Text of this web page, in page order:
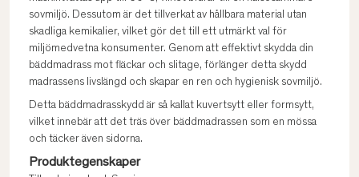
sovmiljö. Dessutom är det tillverkat av hållbara material utan
skadliga kemikalier, vilket gör det till ett utmärkt val för
miljömedvetna konsumenter. Genom att effektivt skydda din
bäddmadrass mot fläckar och slitage, förlänger detta skydd
madrassens livslängd och skapar en ren och hygienisk sovmiljö.
Detta bäddmadrasskydd är så kallat kuvertsytt eller formsytt,
vilket innebär att det träs över bäddmadrassen som en mössa
och täcker även sidorna.
Produktegenskaper